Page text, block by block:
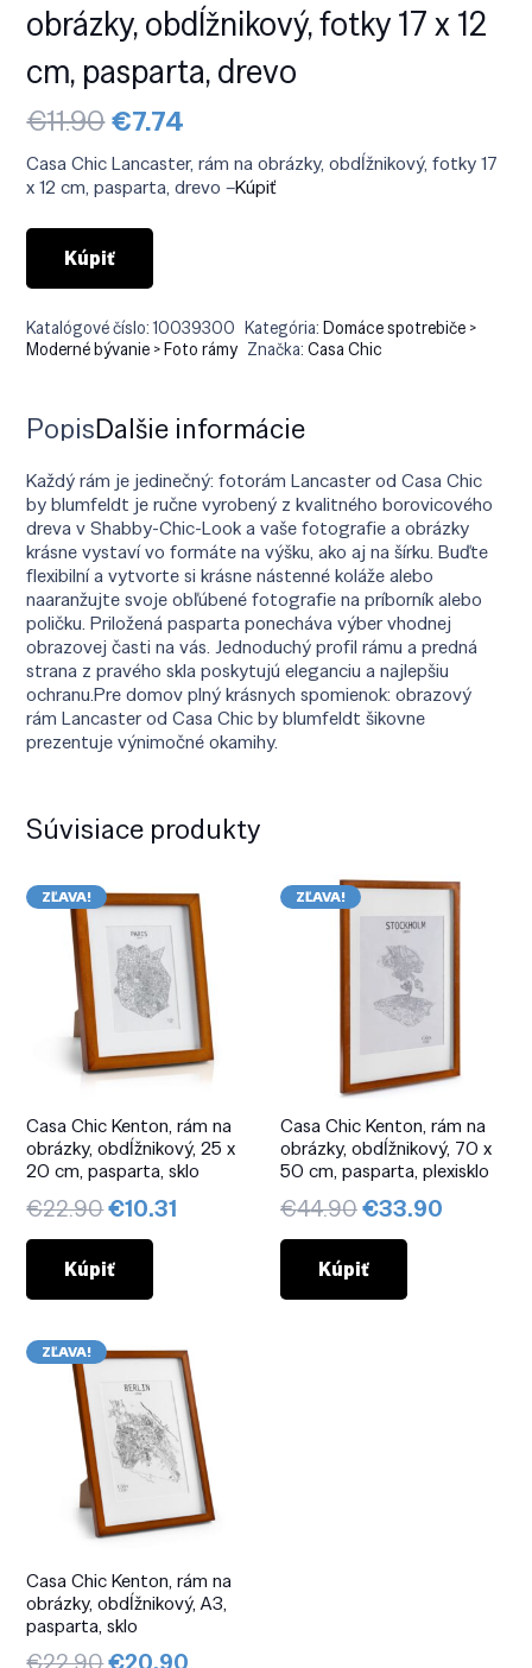
obrázky, obdĺžnikový, fotky 17 x 12
cm, pasparta, drevo
€11.90Pôvodná
cena
bola:
€11.90.
€7.74
je:
€7.74.
Casa Chic Lancaster, rám na obrázky, obdĺžnikový, fotky 17
x 12 cm, pasparta, drevo –Kúpiť
Kúpiť
Katalógové číslo:10039300 Kategória:Domáce spotrebiče >
Moderné bývanie > Foto rámy Značka:Casa Chic
PopisĎalšie informácie
Každý rám je jedinečný: fotorám Lancaster od Casa Chic
by blumfeldt je ručne vyrobený z kvalitného borovicového
dreva v Shabby-Chic-Look a vaše fotografie a obrázky
krásne vystaví vo formáte na výšku, ako aj na šírku. Buďte
flexibilní a vytvorte si krásne nástenné koláže alebo
naaranžujte svoje obľúbené fotografie na príborník alebo
poličku. Priložená pasparta ponecháva výber vhodnej
obrazovej časti na vás. Jednoduchý profil rámu a predná
strana z pravého skla poskytujú eleganciu a najlepšiu
ochranu.Pre domov plný krásnych spomienok: obrazový
rám Lancaster od Casa Chic by blumfeldt šikovne
prezentuje výnimočné okamihy.
Súvisiace produkty
ZĽAVA!
Casa Chic Kenton, rám na
obrázky, obdĺžnikový, 25 x
20 cm, pasparta, sklo
€22.90Pôvodná
cena
bola:
€22.90.
€10.31
Kúpiť
ZĽAVA!
Casa Chic Kenton, rám na
obrázky, obdĺžnikový, 70 x
50 cm, pasparta, plexisklo
€44.90Pôvodná
cena
bola:
€44.90.
€33.90
Kúpiť
ZĽAVA!
Casa Chic Kenton, rám na
obrázky, obdĺžnikový, A3,
pasparta, sklo
Pôvodná